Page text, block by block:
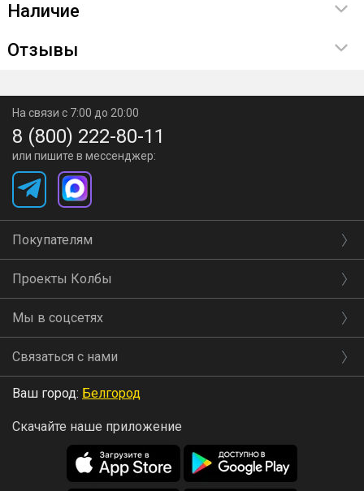
Наличие
Отзывы
На связи с 7:00 до 20:00
8 (800) 222-80-11
или пишите в мессенджер:
Покупателям
Проекты Колбы
Мы в соцсетях
Связаться с нами
Ваш город: Белгород
Скачайте наше приложение